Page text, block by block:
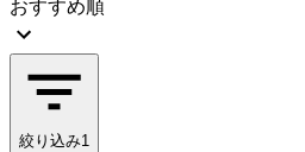
おすすめ順
絞り込み1